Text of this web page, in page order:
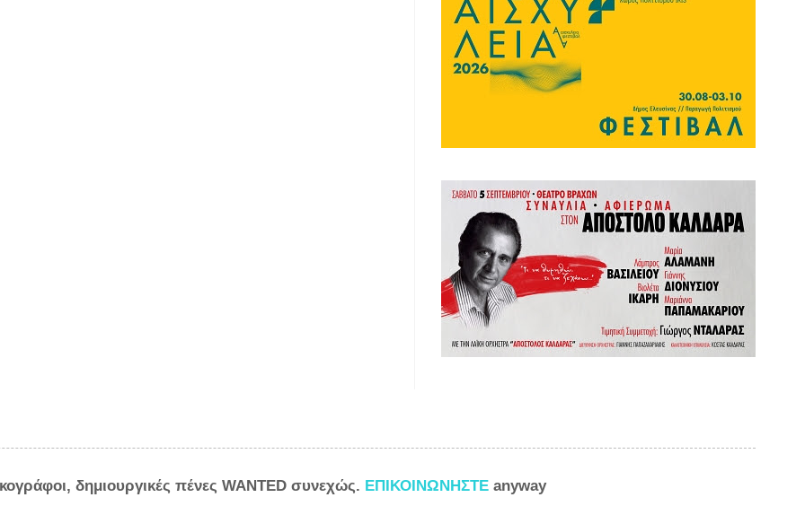
δημιουργικές πένες WANTED συνεχώς. ΕΠΙΚΟΙΝΩΝΗΣΤΕ anyway